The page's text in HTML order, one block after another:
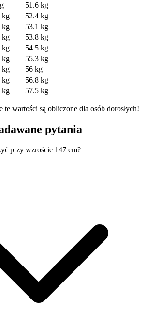
51.6 kg
kg
52.4 kg
kg
53.1 kg
kg
53.8 kg
kg
54.5 kg
kg
55.3 kg
kg
56 kg
kg
56.8 kg
kg 57.5 kg
te wartości są obliczone dla osób dorosłych!
pytania
przy wzroście 147 cm?